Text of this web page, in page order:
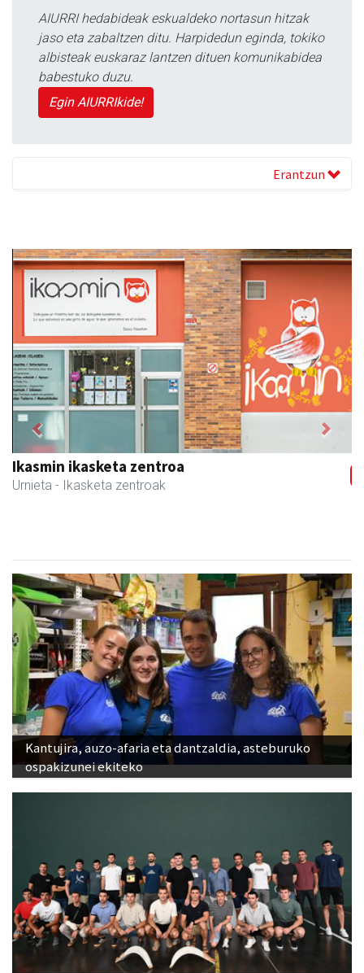
AIURRI hedabideak eskualdeko nortasun hitzak
jaso eta zabaltzen ditu. Harpidedun eginda, tokiko
albisteak euskaraz lantzen dituen komunikabidea
babestuko duzu.
Egin AIURRIkide!
Erantzun
Ikasmin ikasketa zentroa
Urnieta - Ikasketa zentroak
Previous Next
Kantujira, auzo-afaria eta dantzaldia, asteburuko
ospakizunei ekiteko